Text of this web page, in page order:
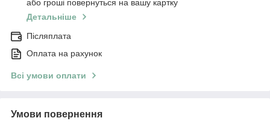
або гроші повернуться на вашу картку
Детальніше
Післяплата
Оплата на рахунок
Всі умови оплати
Умови повернення